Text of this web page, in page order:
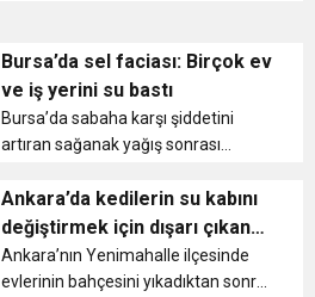
yerini su bastı....
Bursa’da sel faciası: Birçok ev
ve iş yerini su bastı
Bursa’da sabaha karşı şiddetini
artıran sağanak yağış sonrası
üzere birçok noktada evleri ve iş
yerlerini su bastı....
Ankara’da kedilerin su kabını
değiştirmek için dışarı çıkan
zihinsel engelli kadın kayboldu
Ankara’nın Yenimahalle ilçesinde
evlerinin bahçesini yıkadıktan sonra,